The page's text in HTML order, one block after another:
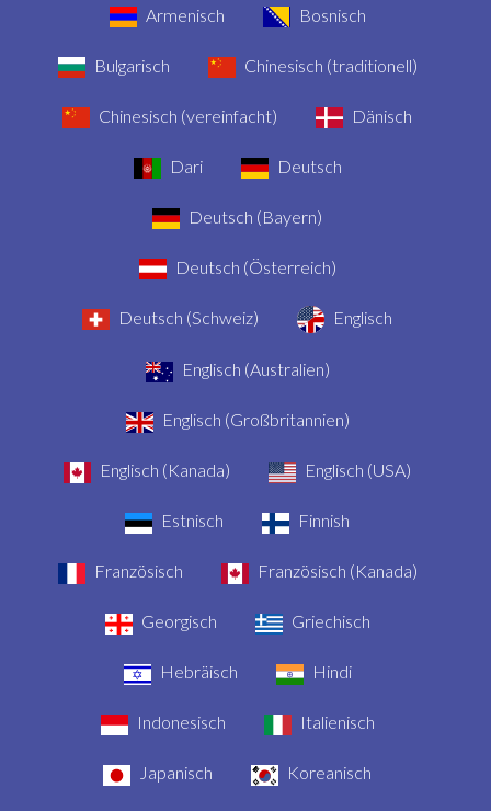
Armenisch Bosnisch
Bulgarisch Chinesisch (traditionell)
Chinesisch (vereinfacht) Dänisch
Dari Deutsch
Deutsch (Bayern)
Deutsch (Österreich)
Deutsch (Schweiz) Englisch
Englisch (Australien)
Englisch (Großbritannien)
Englisch (Kanada) Englisch (USA)
Estnisch Finnish
Französisch Französisch (Kanada)
Georgisch Griechisch
Hebräisch Hindi
Indonesisch Italienisch
Japanisch Koreanisch